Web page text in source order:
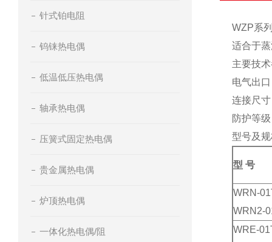
针式铂电阻
钨铼热电偶
低温低压热电偶
轴承热电偶
压簧式固定热电偶
贵金属热电偶
炉顶热电偶
一体化热电偶/阻
WZP系
适合于
主要技
电气出
连接尺
防护等
型号及
型 号
WRN-
WRN2-
WRE-